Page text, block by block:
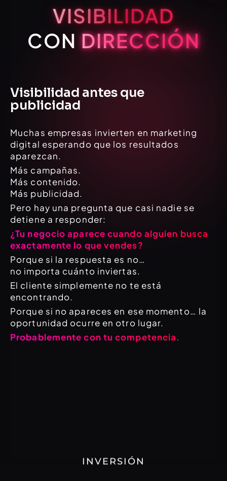
Visibilidad antes que
publicidad
Muchas empresas invierten en marketing
digital esperando que los resultados
aparezcan.
Más campañas.
Más contenido.
Más publicidad.
Pero hay una pregunta que casi nadie se
detiene a responder:
¿Tu negocio aparece cuando alguien busca
exactamente lo que vendes?
Porque si la respuesta es no…
no importa cuánto inviertas.
El cliente simplemente no te está
encontrando.
Porque si no apareces en ese momento… la
oportunidad ocurre en otro lugar.
Probablemente con tu competencia.
VISIBILIDAD
CONDIRECCIÓN
INVERSIÓN